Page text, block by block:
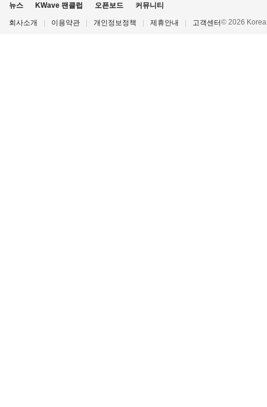
뉴스 KWave 팬클럽 오픈보드 커뮤니티
회사소개 이용약관 개인정보정책 제휴안내 고객센터© 2026